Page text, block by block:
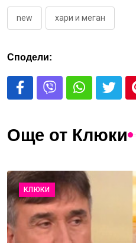
new хари и меган
Сподели:
Още от Клюки
КЛЮКИ